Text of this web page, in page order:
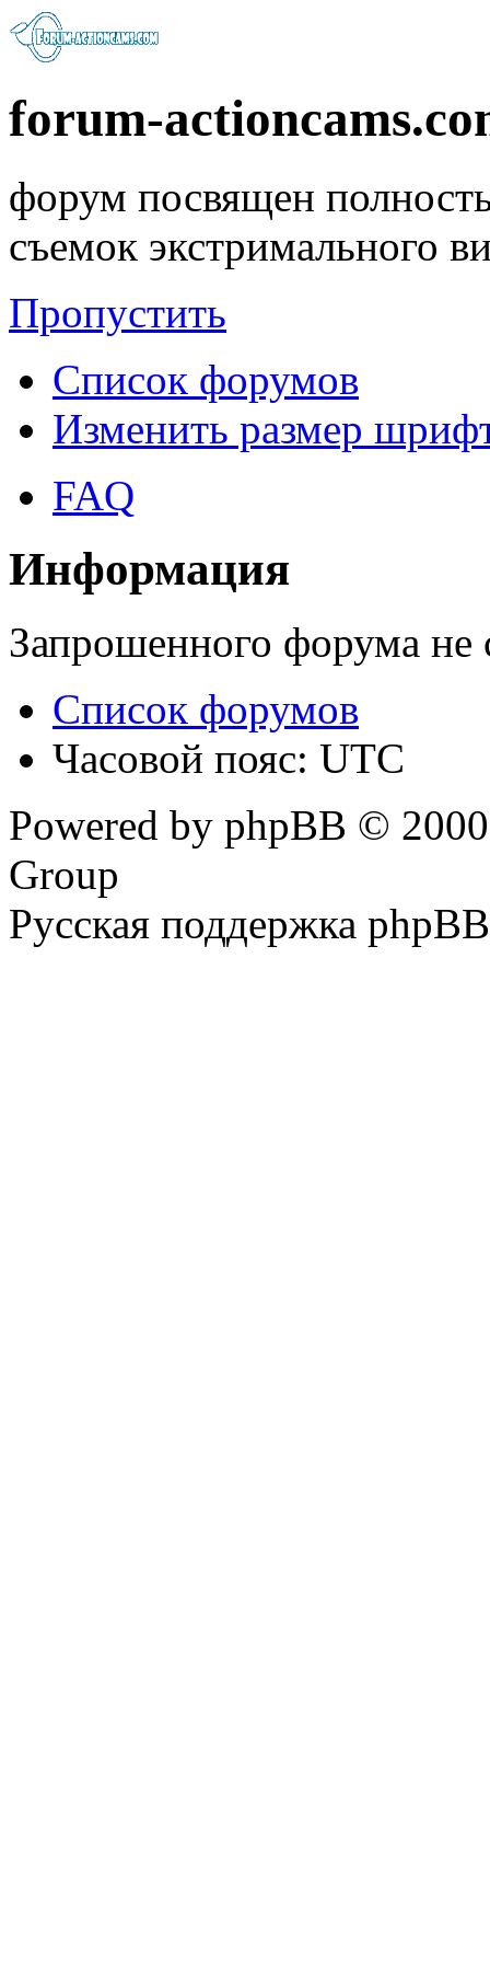
forum-
форум посвящен
съемок экстримального
Пропустить
Список форумов
Изменить размер
FAQ
Информация
Запрошенного форума не
Список форумов
Часовой пояс: UTC
Powered by phpBB ©
Group
Русская поддержка phpBB